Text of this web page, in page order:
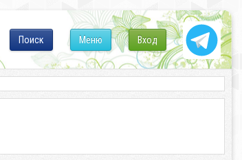
Вход
Меню
Поиск